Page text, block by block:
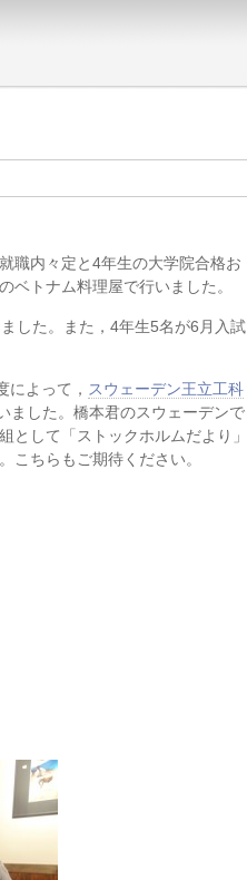
職内々定と4年生の大学院合格お
ベトナム料理屋で行いました。
した。また，4年生5名が6月入試
によって， スウェーデン王立工科
ました。橋本君のスウェーデンで
として「ストックホルムだより」
こちらもご期待ください。